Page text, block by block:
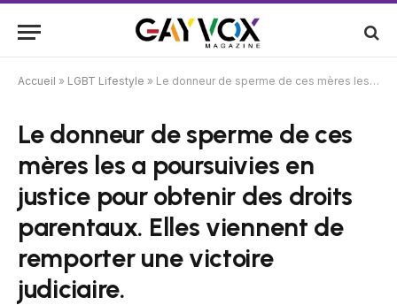
Accueil » LGBT Lifestyle » Le donneur de sperme de ces mères les a poursuivies en justice pour obtenir des droits parentaux. Elles viennent de remporter une victoire judiciaire.
Le donneur de sperme de ces
mères les a poursuivies en
justice pour obtenir des droits
parentaux. Elles viennent de
remporter une victoire
judiciaire.